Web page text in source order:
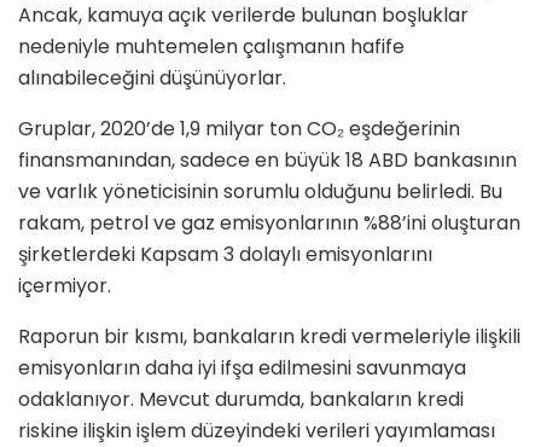
Ancak, kamuya açık verilerde bulunan boşluklar
nedeniyle muhtemelen çalışmanın hafife
alınabileceğini düşünüyorlar.
Gruplar, 2020’de 1,9 milyar ton CO₂ eşdeğerinin
finansmanından, sadece en büyük 18 ABD bankasının
ve varlık yöneticisinin sorumlu olduğunu belirledi. Bu
rakam, petrol ve gaz emisyonlarının %88’ini oluşturan
şirketlerdeki Kapsam 3 dolaylı emisyonlarını
içermiyor.
Raporun bir kısmı, bankaların kredi vermeleriyle ilişkili
emisyonların daha iyi ifşa edilmesini savunmaya
odaklanıyor. Mevcut durumda, bankaların kredi
riskine ilişkin işlem düzeyindeki verileri yayımlaması